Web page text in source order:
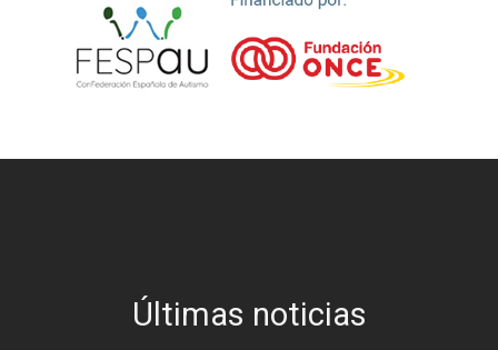
Últimas noticias